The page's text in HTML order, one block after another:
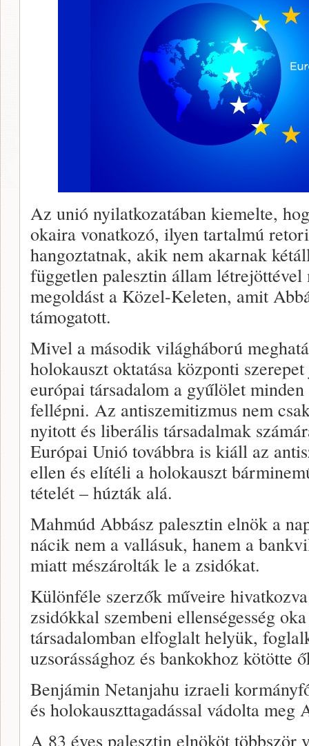
Az unió nyilatkozatában kiemelte,
okaira vonatkozó, ilyen tartalmú
hangoztatnak, akik nem akarnak
független palesztin állam létrejöttével
megoldást a Közel-Keleten, amit
támogatott.
Mivel a második világháború
holokauszt oktatása központi
európai társadalom a gyűlölet
fellépni. Az antiszemitizmus nem
nyitott és liberális társadalmak
Európai Unió továbbra is kiáll az
ellen és elítéli a holokauszt
tételét – húzták alá.
Mahmúd Abbász palesztin elnök a
nácik nem a vallásuk, hanem a
miatt mészárolták le a zsidókat.
Különféle szerzők műveire
zsidókkal szembeni ellenségesség
társadalomban elfoglalt helyük,
uzsorássághoz és bankokhoz kötötte
Benjámin Netanjahu izraeli
és holokauszttagadással vádolta meg
A 83 éves palesztin elnököt többször